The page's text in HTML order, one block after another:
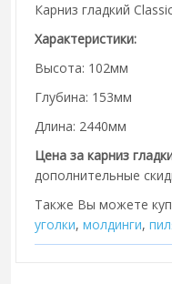
Карниз гладкий
Характеристики:
Высота: 102мм
Глубина: 153мм
Длина: 2440мм
Цена за карниз
дополнительные
Также Вы можете
уголки, молдинги,